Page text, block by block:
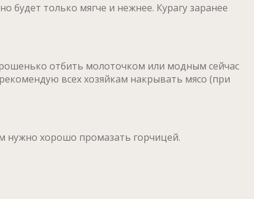
будет только мягче и нежнее. Курагу заранее
отбить молоточком или модным сейчас
всех хозяйкам накрывать мясо (при
нужно хорошо промазать горчицей.